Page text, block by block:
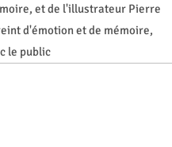
et de l'illustrateur Pierre
d'émotion et de mémoire,
le public